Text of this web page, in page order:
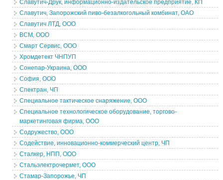
Славутич-Друк, информационно-издательское предприятие, КП
Славутич, Запорожский пиво-безалкогольный комбинат, ОАО
Славутич ЛТД, ООО
ВСМ, ООО
Смарт Сервис, ООО
Хромдетект ЧНПУП
Сонепар-Украина, ООО
София, ООО
Спектран, ЧП
Специальное тактическое снаряжение, ООО
Специальное технологическое оборудование, торгово-
маркетинговая фирма, ООО
Содружество, ООО
Содействие, инновационно-коммерческий центр, ЧП
Сталкер, НПП, ООО
Стальэлектрочермет, ООО
Стамар-Запорожье, ЧП